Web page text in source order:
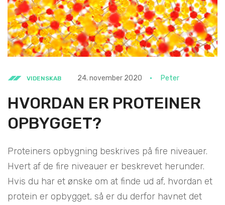
VIDENSKAB 24. november 2020 Peter
HVORDAN ER PROTEINER
OPBYGGET?
Proteiners opbygning beskrives på fire niveauer.
Hvert af de fire niveauer er beskrevet herunder.
Hvis du har et ønske om at finde ud af, hvordan et
protein er opbygget, så er du derfor havnet det